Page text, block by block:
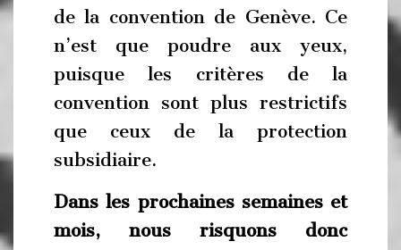
de la convention de Genève. Ce
n’est que poudre aux yeux,
puisque les critères de la
convention sont plus restrictifs
que ceux de la protection
subsidiaire.
Dans les prochaines semaines et
mois, nous risquons donc